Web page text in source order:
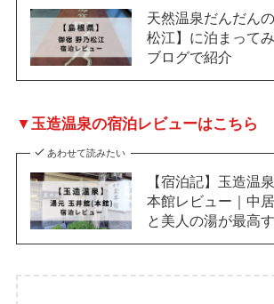
天然温泉だんだん
松江】に泊まって
ブログで紹介
▼玉造温泉の宿泊レビューはこちら
あわせて読みたい
【宿泊記】玉造温
本館レビュー｜中
と美人の湯が最高す